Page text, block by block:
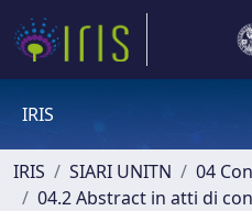
IRIS
IRIS SIARI UNITN
04
04.2 Abstract in atti di